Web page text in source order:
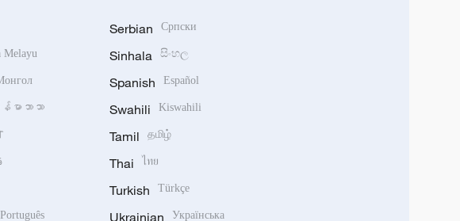
Melayu
န်မာဘာသာ
Português
Serbian Српски
Sinhala සිංහල
Spanish Español
Swahili Kiswahili
Tamil தமிழ்
Thai ไทย
Turkish Türkçe
Ukrainian Українська